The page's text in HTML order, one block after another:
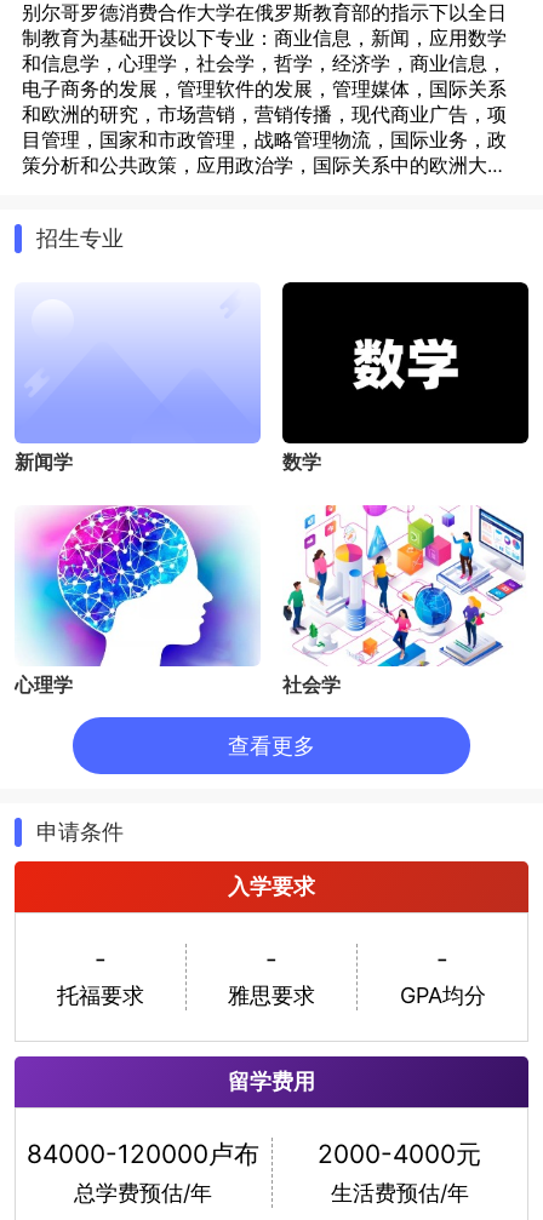
别尔哥罗德消费合作大学在俄罗斯教育部的指示下以全日
制教育为基础开设以下专业：商业信息，新闻，应用数学
和信息学，心理学，社会学，哲学，经济学，商业信息，
电子商务的发展，管理软件的发展，管理媒体，国际关系
和欧洲的研究，市场营销，营销传播，现代商业广告，项
目管理，国家和市政管理，战略管理物流，国际业务，政
策分析和公共政策，应用政治学，国际关系中的欧洲大西
略财务管理公司,金融市场和金融机构,股市和投资,经济学,
大学还设有专门为留学生提供帮助的留学生办公室，医疗
招生专业
新闻学 数学
心理学 社会学
哲学 经济学
查看更多
申请条件
入学要求
-
托福要求
-
雅思要求
-
GPA均分
留学费用
84000-120000卢布
总学费预估/年
2000-4000元
生活费预估/年